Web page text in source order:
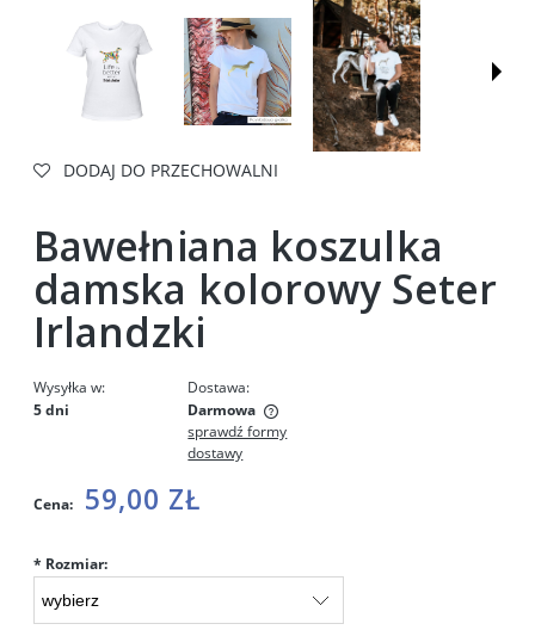
DODAJ DO PRZECHOWALNI
Bawełniana koszulka
damska kolorowy Seter
Irlandzki
Wysyłka w:
5 dni
Dostawa:
Darmowa
Cena nie zawiera ewentualnych kosztów płatności
sprawdź formy
dostawy
Cena: 59,00 ZŁ
* Rozmiar: